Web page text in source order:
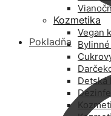
Pokladňa
Kozmetika
Vegan
Detská